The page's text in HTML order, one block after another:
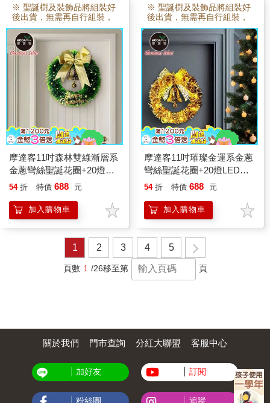
※ 聖誕樹及裝飾品將組裝好
後出貨，無需再自行組裝，
故本賣場 訂製3~5日後出
貨。
摩達客11吋森林雙綠漸層系
金蔥彎絲聖誕花圈+20燈
LED暖白光燈串
54 折 特價 688 元
加入購物車
※ 聖誕樹及裝飾品將組裝好
後出貨，無需再自行組裝，
故本賣場 訂製3~5日後出
貨。
摩達客11吋璀璨金運系金蔥
彎絲聖誕花圈+20燈LED暖
白光燈串
54 折 特價 688 元
加入購物車
1 2 3 4 5
頁數 1 /26移至第 頁
關於我們 門市查詢 分紅大聯盟 客服中心
加好友 訂閱
粉絲團 追蹤